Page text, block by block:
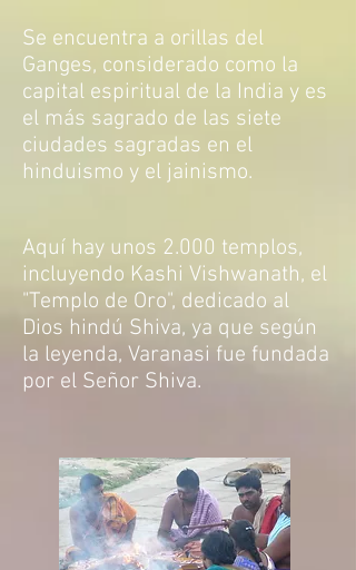
Se encuentra a orillas del
Ganges, considerado como la
capital espiritual de la India y es
el más sagrado de las siete
ciudades sagradas en el
hinduismo y el jainismo.
Aquí hay unos 2.000 templos,
incluyendo Kashi Vishwanath, el
"Templo de Oro", dedicado al
Dios hindú Shiva, ya que según
la leyenda, Varanasi fue fundada
por el Señor Shiva.